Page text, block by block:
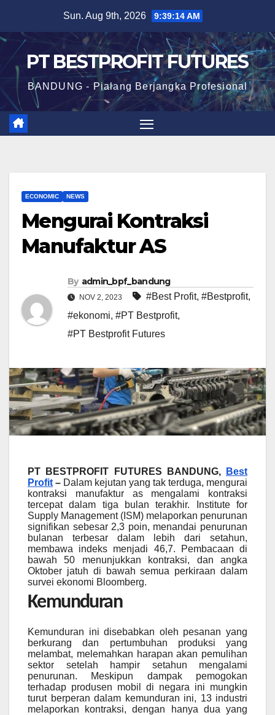
content
Sun. Aug 9th, 2026 9:39:15 AM
PT BESTPROFIT FUTURES
BANDUNG - Pialang Berjangka Profesional
ECONOMIC NEWS
Mengurai Kontraksi
Manufaktur AS
By admin_bpf_bandung
NOV 2, 2023 #Best Profit, #Bestprofit,
#ekonomi, #PT Bestprofit,
#PT Bestprofit Futures
PT BESTPROFIT FUTURES BANDUNG,
Best
Profit – Dalam kejutan yang tak terduga, mengurai
kontraksi manufaktur as mengalami kontraksi
tercepat dalam tiga bulan terakhir. Institute for
Supply Management (ISM) melaporkan penurunan
signifikan sebesar 2,3 poin, menandai penurunan
bulanan terbesar dalam lebih dari setahun,
membawa indeks menjadi 46,7. Pembacaan di
bawah 50 menunjukkan kontraksi, dan angka
Oktober jatuh di bawah semua perkiraan dalam
survei ekonomi Bloomberg.
Kemunduran
Kemunduran ini disebabkan oleh pesanan yang
berkurang dan pertumbuhan produksi yang
melambat, melemahkan harapan akan pemulihan
sektor setelah hampir setahun mengalami
penurunan. Meskipun dampak pemogokan
terhadap produsen mobil di negara ini mungkin
turut berperan dalam kemunduran ini, 13 industri
melaporkan kontraksi, dengan hanya dua yang